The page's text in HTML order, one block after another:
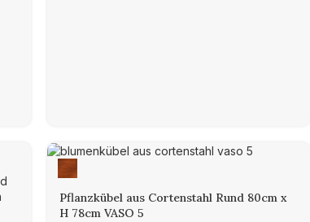
Pflanzkübel aus Cortenstahl Rund 80cm x
H 78cm VASO 5